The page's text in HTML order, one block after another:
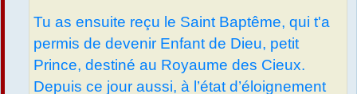
Tu as ensuite reçu le Saint Baptême, qui t'a
permis de devenir Enfant de Dieu, petit
Prince, destiné au Royaume des Cieux.
Depuis ce jour aussi, à l’état d’éloignement